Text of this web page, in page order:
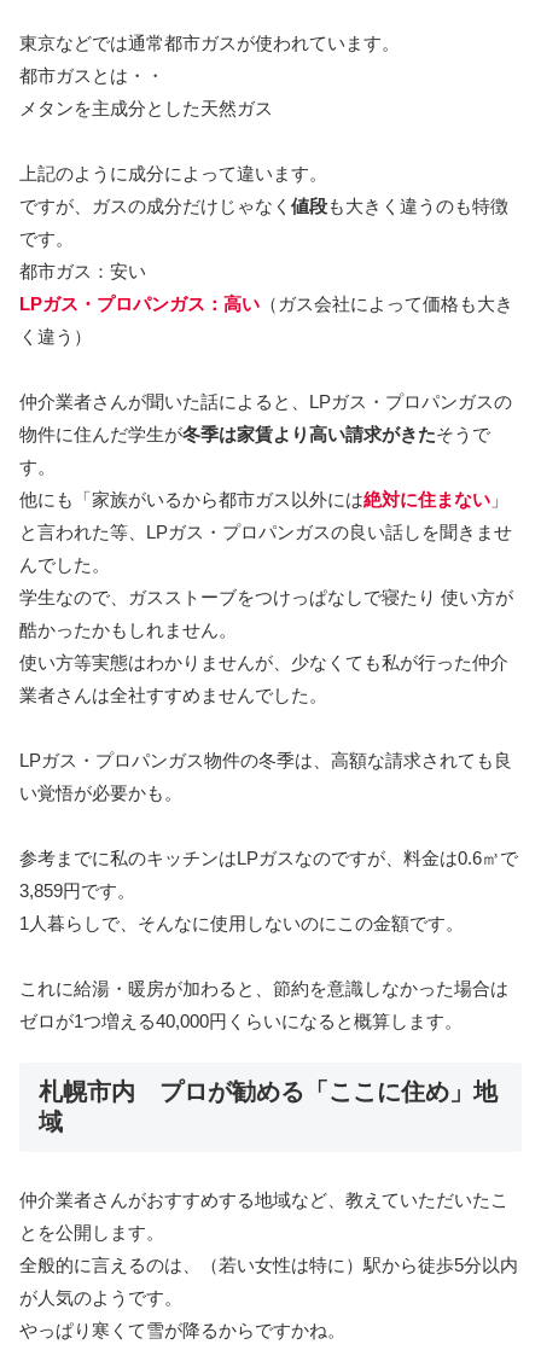
東京などでは通常都市ガスが使われています。
都市ガスとは・・
メタンを主成分とした天然ガス
上記のように成分によって違います。
ですが、ガスの成分だけじゃなく 値段も大きく違うのも特徴
です。
都市ガス：安い
LPガス・プロパンガス：高い （ガス会社によって価格も大き
く違う）
仲介業者さんが聞いた話によると、LPガス・プロパンガスの
物件に住んだ学生が冬季は家賃より高い請求がきたそうで
す。
他にも「家族がいるから都市ガス以外には絶対に住まない 」
と言われた等、LPガス・プロパンガスの良い話しを聞きませ
んでした。
学生なので、ガスストーブをつけっぱなしで寝たり 使い方が
酷かったかもしれません。
使い方等実態はわかりませんが、少なくても私が行った仲介
業者さんは全社すすめませんでした。
LPガス・プロパンガス物件の冬季は、高額な請求されても良
い覚悟が必要かも。
参考までに私のキッチンはLPガスなのですが、料金は0.6㎥で
3,859円です。
1人暮らしで、そんなに使用しないのにこの金額です。
これに給湯・暖房が加わると、節約を意識しなかった場合は
ゼロが1つ増える40,000円くらいになると概算します。
札幌市内 プロが勧める「ここに住め」地
域
仲介業者さんがおすすめする地域など、教えていただいたこ
とを公開します。
全般的に言えるのは、（若い女性は特に）駅から徒歩5分以内
が人気のようです。
やっぱり寒くて雪が降るからですかね。